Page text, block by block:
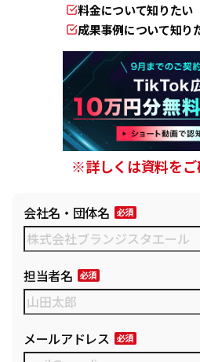
料金について知りたい
成果事例について知り
※詳しくは資料をご
会社名・団体名
担当者名
メールアドレス